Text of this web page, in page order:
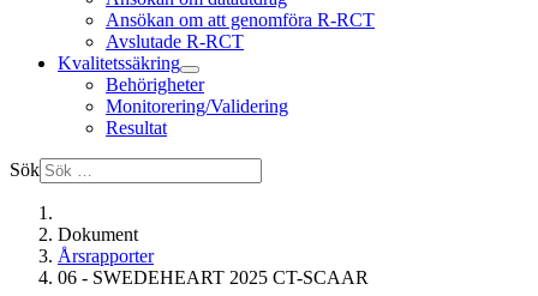
Ansökan om att genomföra R-RCT
Avslutade R-RCT
Kvalitetssäkring
Behörigheter
Monitorering/Validering
Resultat
Sök
Dokument
Årsrapporter
06 - SWEDEHEART 2025 CT-SCAAR